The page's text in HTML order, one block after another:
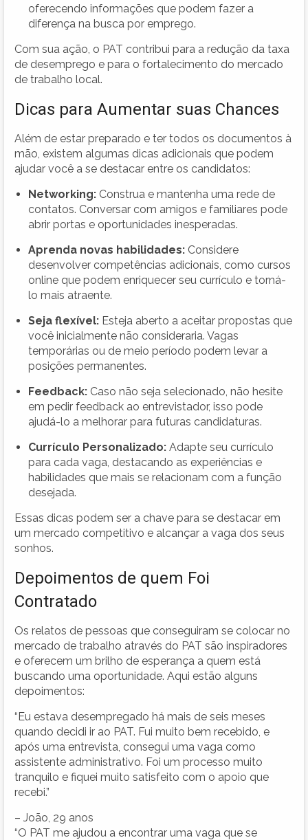
oferecendo informações que podem fazer a
diferença na busca por emprego.
Com sua ação, o PAT contribui para a redução da taxa
de desemprego e para o fortalecimento do mercado
de trabalho local.
Dicas para Aumentar suas Chances
Além de estar preparado e ter todos os documentos à
mão, existem algumas dicas adicionais que podem
ajudar você a se destacar entre os candidatos:
Networking: Construa e mantenha uma rede de
contatos. Conversar com amigos e familiares pode
abrir portas e oportunidades inesperadas.
Aprenda novas habilidades: Considere
desenvolver competências adicionais, como cursos
online que podem enriquecer seu currículo e torná-
lo mais atraente.
Seja flexível: Esteja aberto a aceitar propostas que
você inicialmente não consideraria. Vagas
temporárias ou de meio período podem levar a
posições permanentes.
Feedback: Caso não seja selecionado, não hesite
em pedir feedback ao entrevistador, isso pode
ajudá-lo a melhorar para futuras candidaturas.
Currículo Personalizado: Adapte seu currículo
para cada vaga, destacando as experiências e
habilidades que mais se relacionam com a função
desejada.
Essas dicas podem ser a chave para se destacar em
um mercado competitivo e alcançar a vaga dos seus
sonhos.
Depoimentos de quem Foi
Contratado
Os relatos de pessoas que conseguiram se colocar no
mercado de trabalho através do PAT são inspiradores
e oferecem um brilho de esperança a quem está
buscando uma oportunidade. Aqui estão alguns
depoimentos:
“Eu estava desempregado há mais de seis meses
quando decidi ir ao PAT. Fui muito bem recebido, e
após uma entrevista, consegui uma vaga como
assistente administrativo. Foi um processo muito
tranquilo e fiquei muito satisfeito com o apoio que
recebi.”
– João, 29 anos
“O PAT me ajudou a encontrar uma vaga que se